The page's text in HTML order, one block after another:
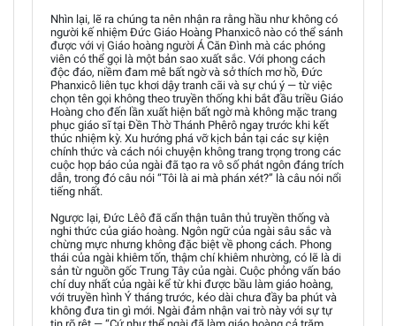
Nhìn lại, lẽ ra chúng ta nên nhận ra rằng hầu như không có
người kế nhiệm Đức Giáo Hoàng Phanxicô nào có thể sánh
được với vị Giáo hoàng người Á Căn Đình mà các phóng
viên có thể gọi là một bản sao xuất sắc. Với phong cách
độc đáo, niềm đam mê bất ngờ và sở thích mơ hồ, Đức
Phanxicô liên tục khơi dậy tranh cãi và sự chú ý — từ việc
chọn tên gọi không theo truyền thống khi bắt đầu triều Giáo
Hoàng cho đến lần xuất hiện bất ngờ mà không mặc trang
phục giáo sĩ tại Đền Thờ Thánh Phêrô ngay trước khi kết
thúc nhiệm kỳ. Xu hướng phá vỡ kịch bản tại các sự kiện
chính thức và cách nói chuyện không trang trọng trong các
cuộc họp báo của ngài đã tạo ra vô số phát ngôn đáng trích
dẫn, trong đó câu nói “Tôi là ai mà phán xét?” là câu nói nổi
tiếng nhất.
Ngược lại, Đức Lêô đã cẩn thận tuân thủ truyền thống và
nghi thức của giáo hoàng. Ngôn ngữ của ngài sâu sắc và
chừng mực nhưng không đặc biệt về phong cách. Phong
thái của ngài khiêm tốn, thậm chí khiêm nhường, có lẽ là di
sản từ nguồn gốc Trung Tây của ngài. Cuộc phỏng vấn báo
chí duy nhất của ngài kể từ khi được bầu làm giáo hoàng,
với truyền hình Ý tháng trước, kéo dài chưa đầy ba phút và
không đưa tin gì mới. Ngài đảm nhận vai trò này với sự tự